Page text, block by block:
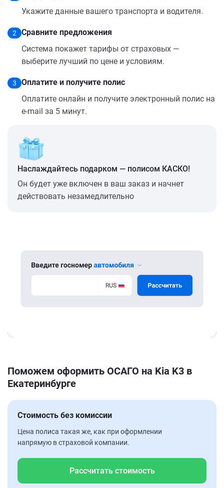
Укажите данные вашего транспорта и водителя.
2
Сравните предложения
Система покажет тарифы от страховых —
выберите лучший по цене и условиям.
3
Оплатите и получите полис
Оплатите онлайн и получите электронный полис на
e-mail за 5 минут.
Наслаждайтесь подарком — полисом КАСКО!
Он будет уже включен в ваш заказ и начнет
действовать незамедлительно
Поможем оформить ОСАГО на Kia K3 в
Екатеринбурге
Стоимость без комиссии
Цена полиса такая же, как при оформлении
напрямую в страховой компании.
Рассчитать стоимость